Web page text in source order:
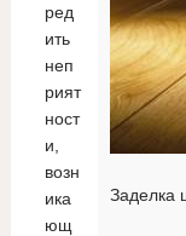
Заделка
ред
ить
неп
рият
ност
и,
возн
ика
ющ